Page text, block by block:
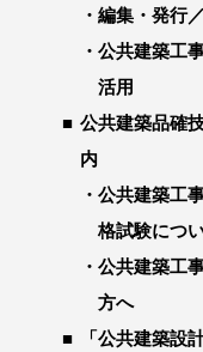
編集・発行
公共建築工
活用
公共建築品確
内
公共建築工
格試験につ
公共建築工
方へ
「公共建築設